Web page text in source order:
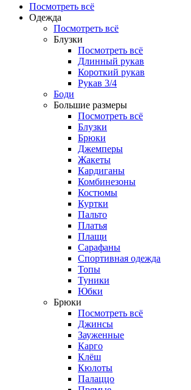
Посмотреть всё
Одежда
Посмотреть всё
Блузки
Посмотреть всё
Длинный рукав
Короткий рукав
Рукав 3/4
Боди
Большие размеры
Посмотреть всё
Блузки
Брюки
Джемперы
Жакеты
Кардиганы
Комбинезоны
Костюмы
Куртки
Пальто
Платья
Плащи
Сарафаны
Спортивная одежда
Топы
Туники
Юбки
Брюки
Посмотреть всё
Джинсы
Зауженные
Карго
Клёш
Кюлоты
Палаццо